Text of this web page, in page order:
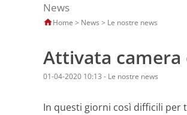
News
Home > News > Le nostre news
Attivata
01-04-2020 10:13 - Le nostre news
In questi giorni così difficili per